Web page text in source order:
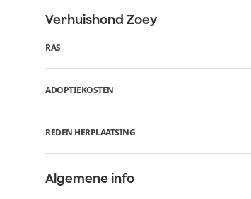
Verhuishond Zoey
RAS
ADOPTIEKOSTEN
REDEN HERPLAATSING
Algemene info